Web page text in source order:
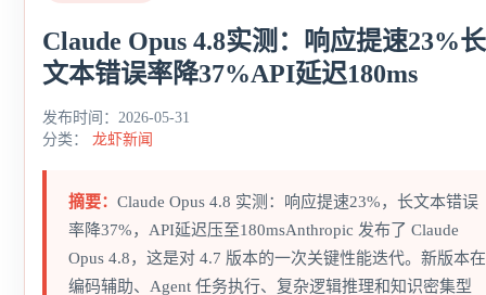
Claude Opus 4.8实测：响应提速23%长
文本错误率降37%API延迟180ms
发布时间：2026-05-31
分类： 龙虾新闻
摘要： Claude Opus 4.8 实测：响应提速23%，长文本错误
率降37%，API延迟压至180msAnthropic 发布了 Claude
Opus 4.8，这是对 4.7 版本的一次关键性能迭代。新版本在
编码辅助、Agent 任务执行、复杂逻辑推理和知识密集型